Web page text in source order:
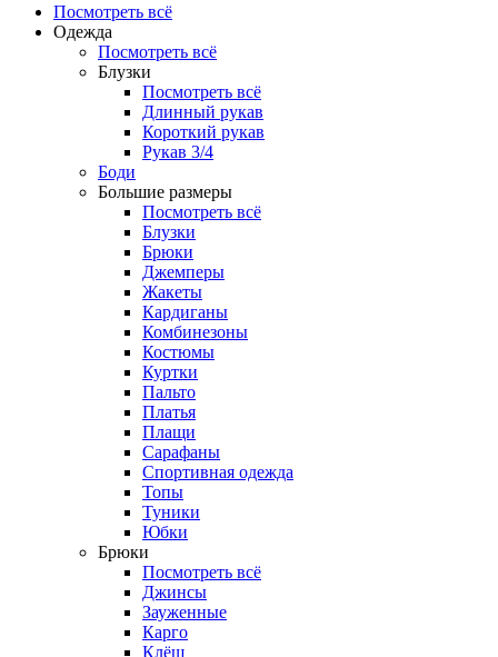
Посмотреть всё
Одежда
Посмотреть всё
Блузки
Посмотреть всё
Длинный рукав
Короткий рукав
Рукав 3/4
Боди
Большие размеры
Посмотреть всё
Блузки
Брюки
Джемперы
Жакеты
Кардиганы
Комбинезоны
Костюмы
Куртки
Пальто
Платья
Плащи
Сарафаны
Спортивная одежда
Топы
Туники
Юбки
Брюки
Посмотреть всё
Джинсы
Зауженные
Карго
Клёш